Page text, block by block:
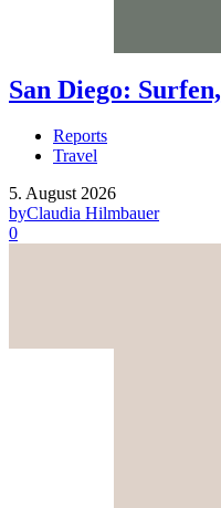
San Diego:
Reports
Travel
5. August 2026
byClaudia Hilmbauer
0